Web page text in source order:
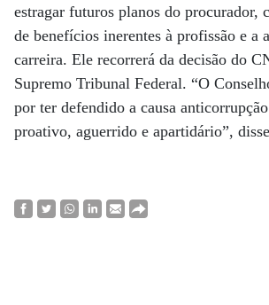
estragar futuros planos do procurador,
de benefícios inerentes à profissão e a
carreira. Ele recorrerá da decisão do
Supremo Tribunal Federal. “O
por ter defendido a causa
proativo, aguerrido e apartidário”,